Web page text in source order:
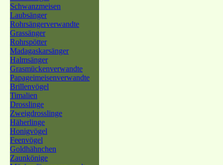
Schwanzmeisen
Laubsänger
Rohrsängerverwandte
Grassänger
Rohrspötter
Madagaskarsänger
Halmsänger
Grasmückenverwandte
Papageimeisenverwandte
Brillenvögel
Timalien
Drosslinge
Zweigdrosslinge
Häherlinge
Honigvögel
Feenvögel
Goldhähnchen
Zaunkönige